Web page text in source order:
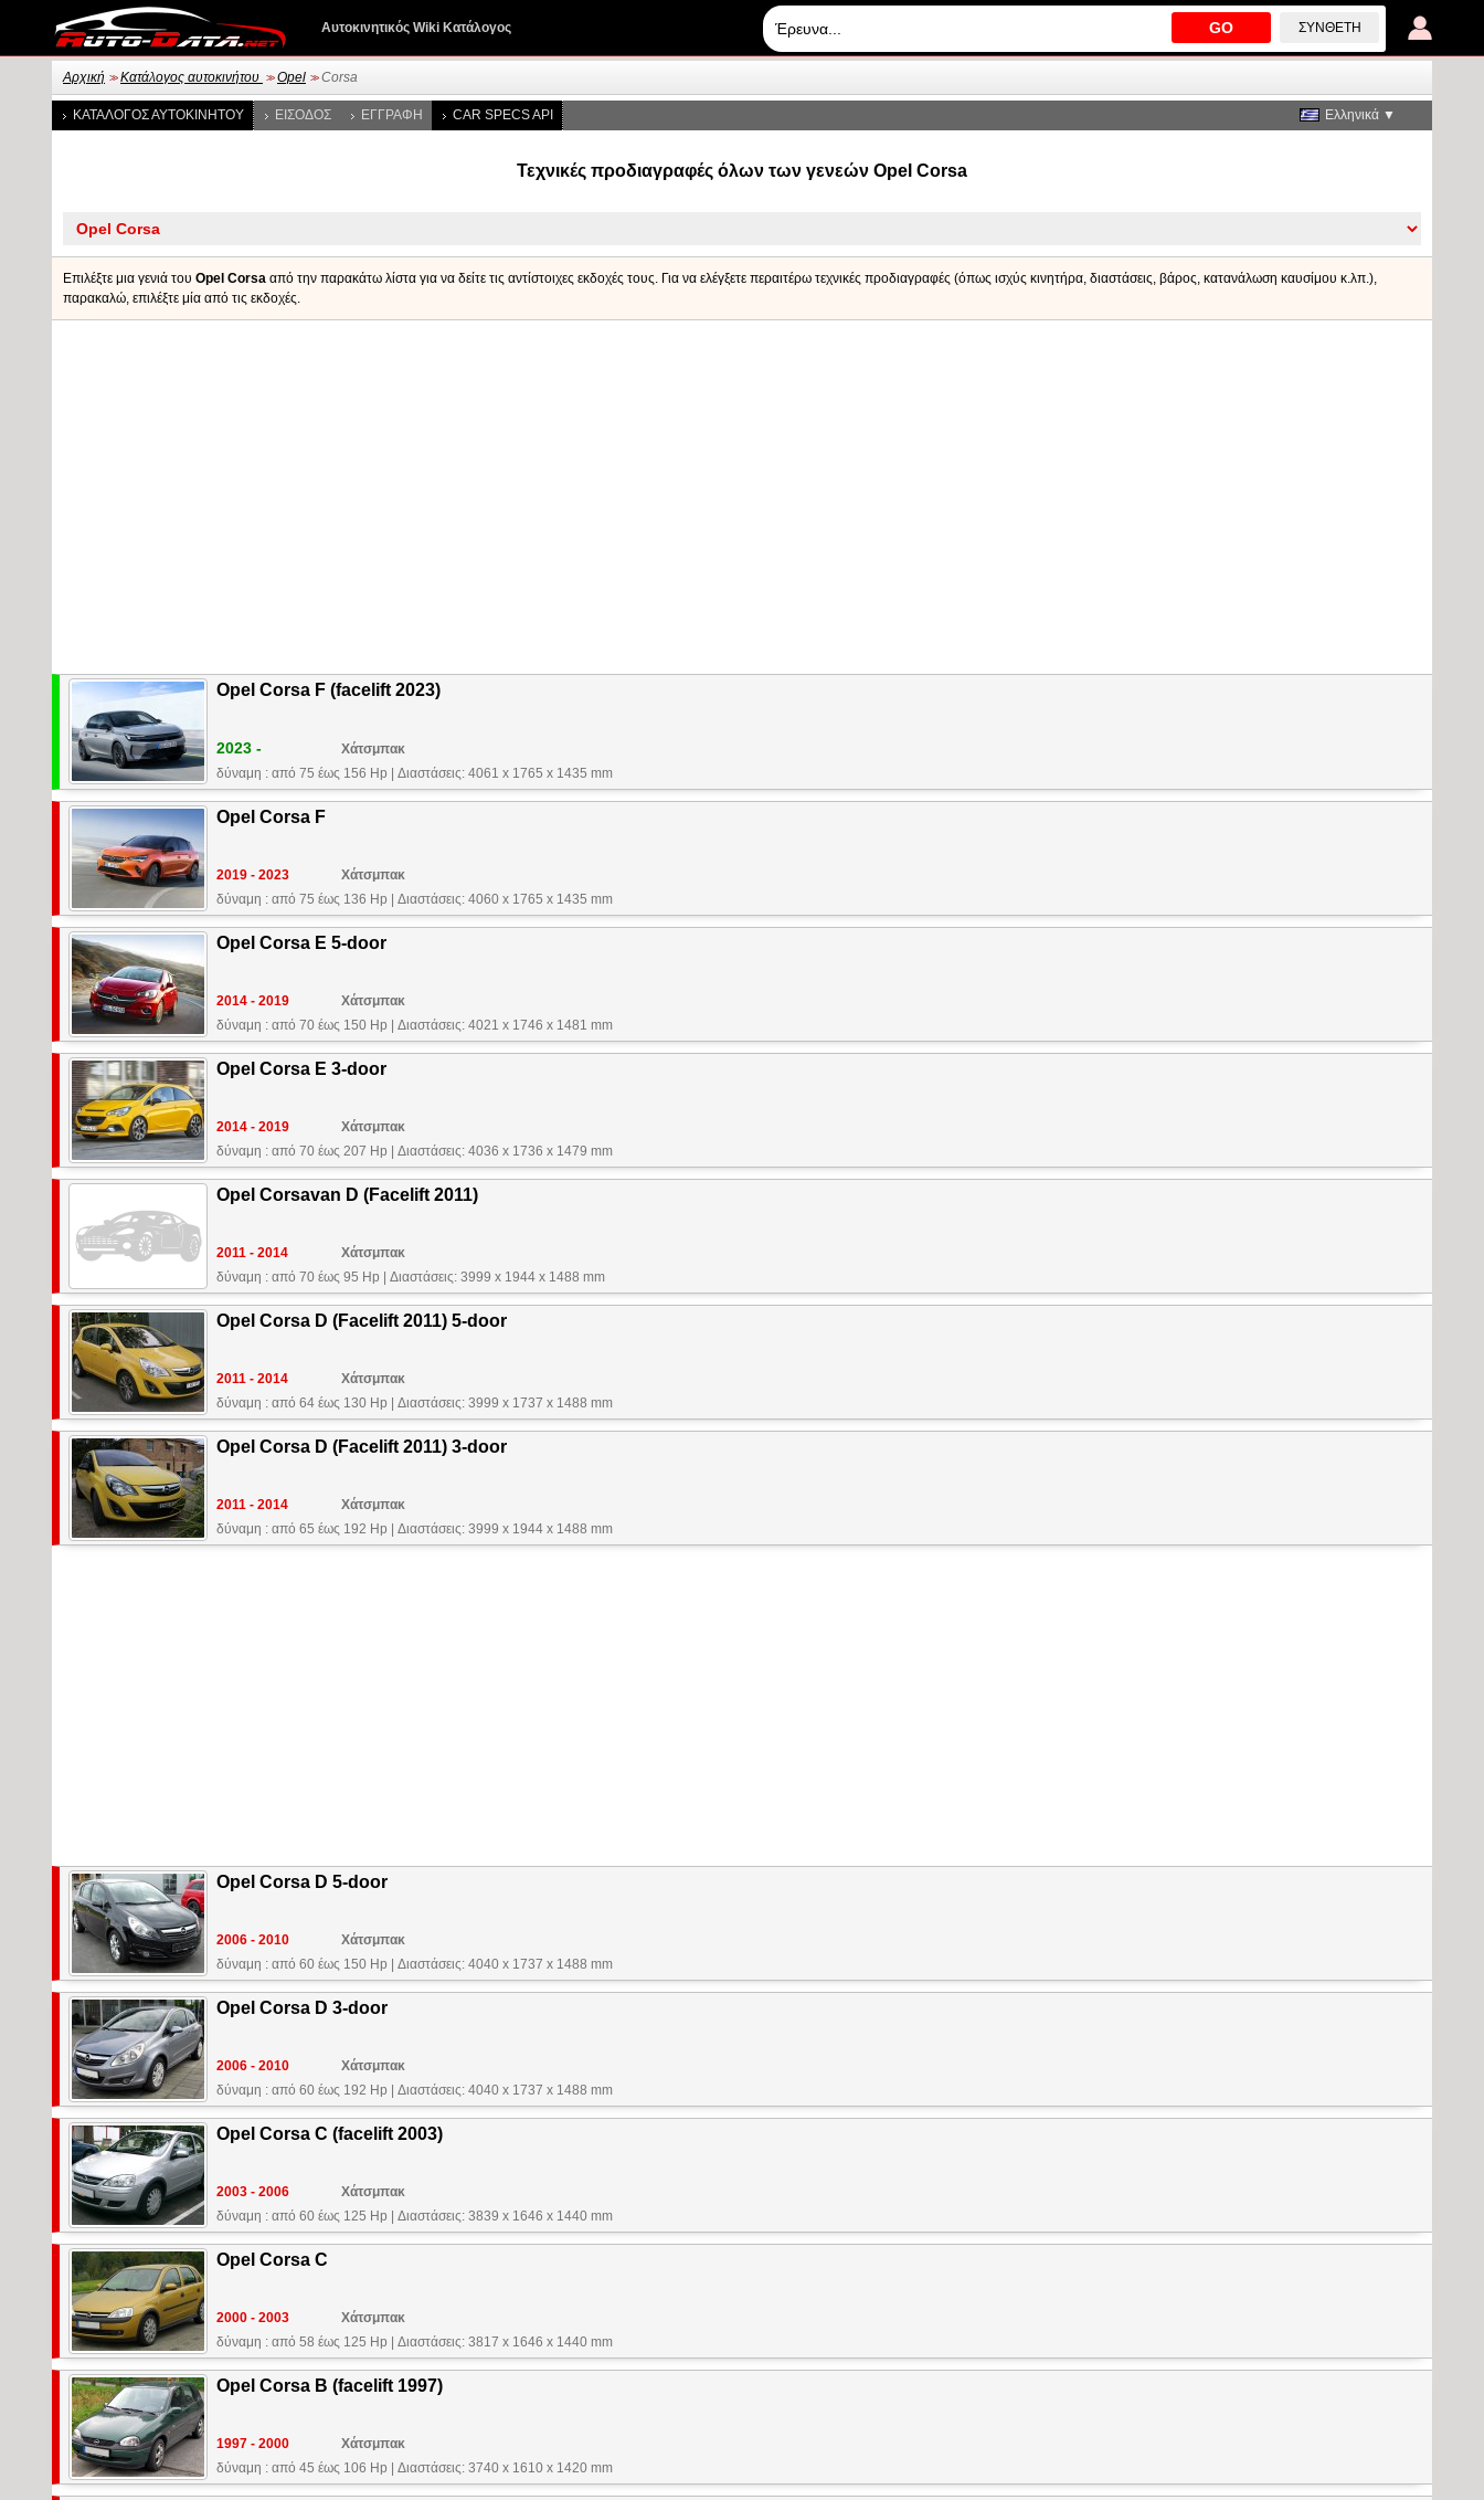
GO ΣΎΝΘΕΤΗ
Αυτοκινητικός Wiki Κατάλογος
Αρχική >> Κατάλογος αυτοκινήτου >> Opel >> Corsa
ΚΑΤΆΛΟΓΟΣ ΑΥΤΟΚΙΝΉΤΟΥ ΕΊΣΟΔΟΣ ΕΓΓΡΑΦΉ CAR SPECS API Ελληνικά ▼
Τεχνικές προδιαγραφές όλων των γενεών Opel Corsa
Επιλέξτε μια γενιά του Opel Corsa από την παρακάτω λίστα για να δείτε τις αντίστοιχες εκδοχές τους. Για να ελέγξετε περαιτέρω τεχνικές προδιαγραφές (όπως ισχύς κινητήρα, διαστάσεις, βάρος, κατανάλωση καυσίμου κ.λπ.),
παρακαλώ, επιλέξτε μία από τις εκδοχές.
Opel Corsa F (facelift 2023)
2023 -
Χάτσμπακ
δύναμη : από 75 έως 156 Hp
Διαστάσεις: 4061 x 1765 x 1435 mm
Opel Corsa F
2019 - 2023
Χάτσμπακ
δύναμη : από 75 έως 136 Hp
Διαστάσεις: 4060 x 1765 x 1435 mm
Opel Corsa E 5-door
2014 - 2019
Χάτσμπακ
δύναμη : από 70 έως 150 Hp
Διαστάσεις: 4021 x 1746 x 1481 mm
Opel Corsa E 3-door
2014 - 2019
Χάτσμπακ
δύναμη : από 70 έως 207 Hp
Διαστάσεις: 4036 x 1736 x 1479 mm
Opel Corsavan D (Facelift 2011)
2011 - 2014
Χάτσμπακ
δύναμη : από 70 έως 95 Hp
Διαστάσεις: 3999 x 1944 x 1488 mm
Opel Corsa D (Facelift 2011) 5-door
2011 - 2014
Χάτσμπακ
δύναμη : από 64 έως 130 Hp
Διαστάσεις: 3999 x 1737 x 1488 mm
Opel Corsa D (Facelift 2011) 3-door
2011 - 2014
Χάτσμπακ
δύναμη : από 65 έως 192 Hp
Διαστάσεις: 3999 x 1944 x 1488 mm
Opel Corsa D 5-door
2006 - 2010
Χάτσμπακ
δύναμη : από 60 έως 150 Hp
Διαστάσεις: 4040 x 1737 x 1488 mm
Opel Corsa D 3-door
2006 - 2010
Χάτσμπακ
δύναμη : από 60 έως 192 Hp
Διαστάσεις: 4040 x 1737 x 1488 mm
Opel Corsa C (facelift 2003)
2003 - 2006
Χάτσμπακ
δύναμη : από 60 έως 125 Hp
Διαστάσεις: 3839 x 1646 x 1440 mm
Opel Corsa C
2000 - 2003
Χάτσμπακ
δύναμη : από 58 έως 125 Hp
Διαστάσεις: 3817 x 1646 x 1440 mm
Opel Corsa B (facelift 1997)
1997 - 2000
Χάτσμπακ
δύναμη : από 45 έως 106 Hp
Διαστάσεις: 3740 x 1610 x 1420 mm